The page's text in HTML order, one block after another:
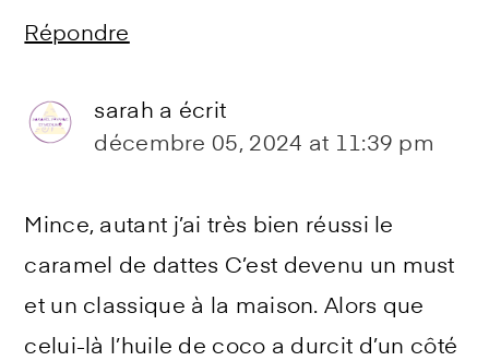
Répondre
sarah a écrit
décembre 05, 2024 at 11:39 pm
Mince, autant j’ai très bien réussi le
caramel de dattes C’est devenu un must
et un classique à la maison. Alors que
celui-là l’huile de coco a durcit d’un côté